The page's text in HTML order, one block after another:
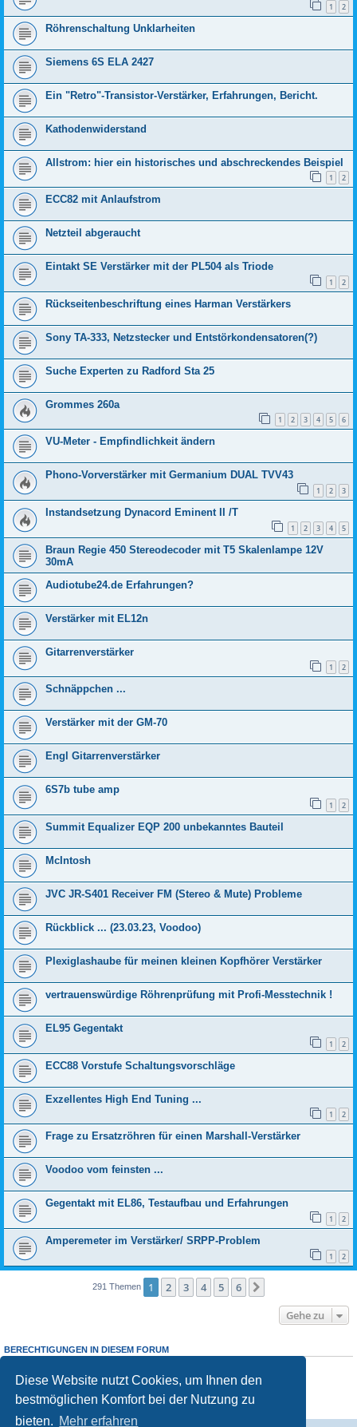
Diese Website nutzt Cookies, um Ihnen den
bestmöglichen Komfort bei der Nutzung zu
bieten. Mehr erfahren
1 2
Röhrenschaltung Unklarheiten
Siemens 6S ELA 2427
Ein "Retro"-Transistor-Verstärker, Erfahrungen, Bericht.
Kathodenwiderstand
Allstrom: hier ein historisches und abschreckendes Beispiel
1 2
ECC82 mit Anlaufstrom
Netzteil abgeraucht
Eintakt SE Verstärker mit der PL504 als Triode
1 2
Rückseitenbeschriftung eines Harman Verstärkers
Sony TA-333, Netzstecker und Entstörkondensatoren(?)
Suche Experten zu Radford Sta 25
Grommes 260a
1 2 3 4 5 6
VU-Meter - Empfindlichkeit ändern
Phono-Vorverstärker mit Germanium DUAL TVV43
1 2 3
Instandsetzung Dynacord Eminent II /T
1 2 3 4 5
Braun Regie 450 Stereodecoder mit T5 Skalenlampe 12V
30mA
Audiotube24.de Erfahrungen?
Verstärker mit EL12n
Gitarrenverstärker
1 2
Schnäppchen ...
Verstärker mit der GM-70
Engl Gitarrenverstärker
6S7b tube amp
1 2
Summit Equalizer EQP 200 unbekanntes Bauteil
McIntosh
JVC JR-S401 Receiver FM (Stereo & Mute) Probleme
Rückblick ... (23.03.23, Voodoo)
Plexiglashaube für meinen kleinen Kopfhörer Verstärker
vertrauenswürdige Röhrenprüfung mit Profi-Messtechnik !
EL95 Gegentakt
1 2
ECC88 Vorstufe Schaltungsvorschläge
Exzellentes High End Tuning ...
1 2
Frage zu Ersatzröhren für einen Marshall-Verstärker
Voodoo vom feinsten ...
Gegentakt mit EL86, Testaufbau und Erfahrungen
1 2
Amperemeter im Verstärker/ SRPP-Problem
1 2
291 Themen 1 2 3 4 5 6
Gehe zu
BERECHTIGUNGEN IN DIESEM FORUM
SiedürfenAntworten zu Themen in diesem Forum erstellen.
Sie dürfen Ihre Beiträge in diesem Forumnicht ändern.
Sie dürfen Ihre Beiträge in diesem Forumnichtlöschen.
keine